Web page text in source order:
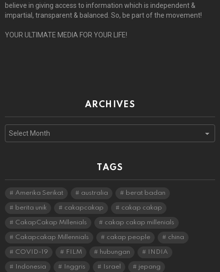
believe in giving access to information which is independent &
impartial, transparent & balanced. So, be part of the movement!
YOUR ULTIMATE MEDIA FOR YOUR LIFE!
ARCHIVES
Archives
TAGS
Amerika Serikat australia berat badan
berita unik cakapcakap cakap cakap
CakapCakap Millenials cakap cakap millenials
Cakapcakap Millennials cakap people china
COVID-19 FILM hubungan INDIA
Indonesia Inggris Israel jepang